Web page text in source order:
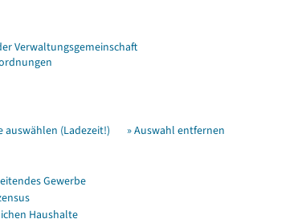
Verwaltungsgemeinschaft
auswählen (Ladezeit!) » Auswahl entfernen
Gewerbe
Haushalte